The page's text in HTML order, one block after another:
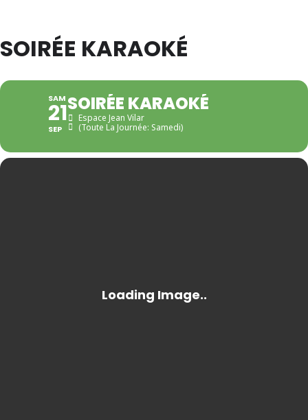
SOIRÉE KARAOKÉ
SAM
21
SEP
SOIRÉE KARAOKÉ
Espace Jean Vilar
(Toute La Journée: Samedi)